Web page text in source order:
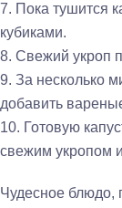
7. Пока тушится
кубиками.
8. Свежий укроп
9. За несколько
добавить
10. Готовую
свежим укропом
Чудесное блюдо,